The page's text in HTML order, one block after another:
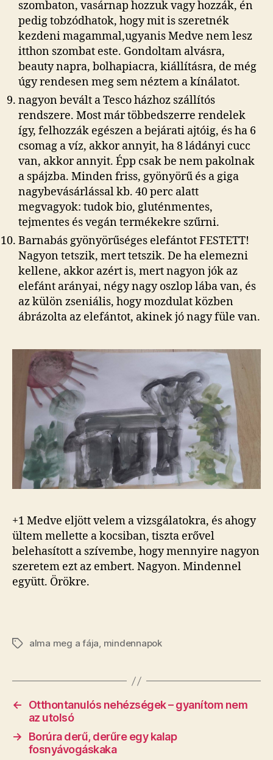
szombaton, vasárnap hozzuk vagy hozzák, én
pedig tobzódhatok, hogy mit is szeretnék
kezdeni magammal,ugyanis Medve nem lesz
itthon szombat este. Gondoltam alvásra,
beauty napra, bolhapiacra, kiállításra, de még
úgy rendesen meg sem néztem a kínálatot.
nagyon bevált a Tesco házhoz szállítós
rendszere. Most már többedszerre rendelek
így, felhozzák egészen a bejárati ajtóig, és ha 6
csomag a víz, akkor annyit, ha 8 ládányi cucc
van, akkor annyit. Épp csak be nem pakolnak
a spájzba. Minden friss, gyönyörű és a giga
nagybevásárlással kb. 40 perc alatt
megvagyok: tudok bio, gluténmentes,
tejmentes és vegán termékekre szűrni.
Barnabás gyönyörűséges elefántot FESTETT!
Nagyon tetszik, mert tetszik. De ha elemezni
kellene, akkor azért is, mert nagyon jók az
elefánt arányai, négy nagy oszlop lába van, és
az külön zseniális, hogy mozdulat közben
ábrázolta az elefántot, akinek jó nagy füle van.
+1 Medve eljött velem a vizsgálatokra, és ahogy
ültem mellette a kocsiban, tiszta erővel
belehasított a szívembe, hogy mennyire nagyon
szeretem ezt az embert. Nagyon. Mindennel
együtt. Örökre.
Címkékalma meg a fája, mindennapok
←
Otthontanulós nehézségek – gyanítom nem
az utolsó
→
Borúra derű, derűre egy kalap
fosnyávogáskaka